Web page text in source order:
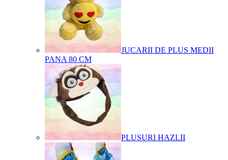
JUCARII DE PLUS MEDII
PANA 80 CM
PLUSURI HAZLII